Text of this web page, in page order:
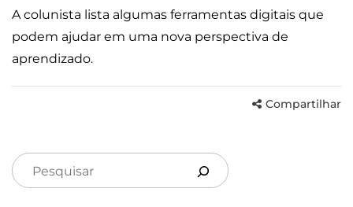
A colunista lista algumas ferramentas digitais que
podem ajudar em uma nova perspectiva de
aprendizado.
Compartilhar